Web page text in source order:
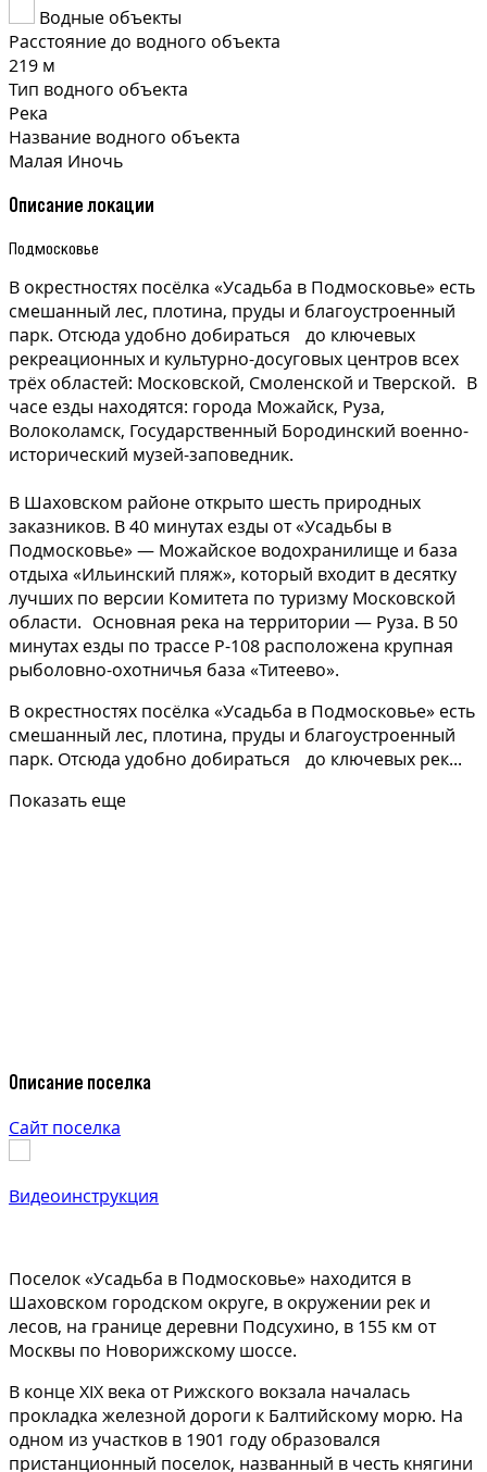
Водные объекты
Расстояние до водного объекта
219 м
Тип водного объекта
Река
Название водного объекта
Малая Иночь
Описание локации
Подмосковье
В окрестностях посёлка «Усадьба в Подмосковье» есть
смешанный лес, плотина, пруды и благоустроенный
парк. Отсюда удобно добираться до ключевых
рекреационных и культурно-досуговых центров всех
трёх областей: Московской, Смоленской и Тверской. В
часе езды находятся: города Можайск, Руза,
Волоколамск, Государственный Бородинский военно-
исторический музей-заповедник.
В Шаховском районе открыто шесть природных
заказников. В 40 минутах езды от «Усадьбы в
Подмосковье» — Можайское водохранилище и база
отдыха «Ильинский пляж», который входит в десятку
лучших по версии Комитета по туризму Московской
области. Основная река на территории — Руза. В 50
минутах езды по трассе Р-108 расположена крупная
рыболовно-охотничья база «Титеево».
В окрестностях посёлка «Усадьба в Подмосковье» есть
смешанный лес, плотина, пруды и благоустроенный
парк. Отсюда удобно добираться до ключевых рек...
Показать еще
Описание поселка
Сайт поселка
Видеоинструкция
Поселок «Усадьба в Подмосковье» находится в
Шаховском городском округе, в окружении рек и
лесов, на границе деревни Подсухино, в 155 км от
Москвы по Новорижскому шоссе.
В конце XIX века от Рижского вокзала началась
прокладка железной дороги к Балтийскому морю. На
одном из участков в 1901 году образовался
пристанционный поселок, названный в честь княгини